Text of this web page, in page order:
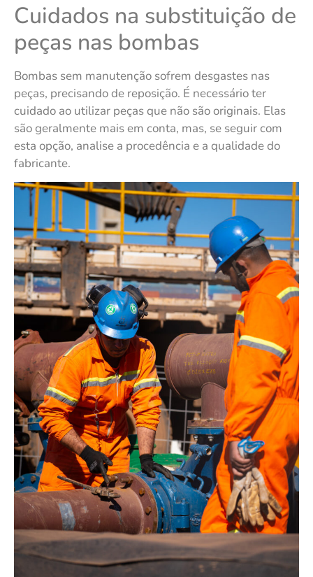
Cuidados na substituição de
peças nas bombas
Bombas sem manutenção sofrem desgastes nas
peças, precisando de reposição. É necessário ter
cuidado ao utilizar peças que não são originais. Elas
são geralmente mais em conta, mas, se seguir com
esta opção, analise a procedência e a qualidade do
fabricante.